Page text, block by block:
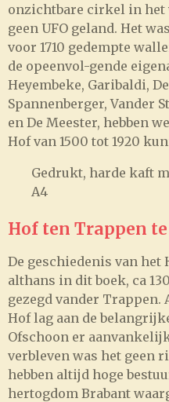
onzichtbare cirkel in het
geen UFO geland. Het
voor 1710 gedempte
de opeenvol-gende
Heyembeke, Garibaldi,
Spannenberger, Vander
en De Meester, hebben
Hof van 1500 tot 1920
Gedrukt, harde kaft
A4
Hof ten Trappen
De geschiedenis van het
althans in dit boek, ca
gezegd vander Trappen.
Hof lag aan de
Ofschoon er
verbleven was het geen
hebben altijd hoge
hertogdom Brabant